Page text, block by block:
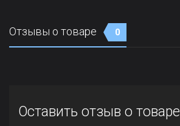
Отзывы о товаре 0
Оставить отзыв о товаре